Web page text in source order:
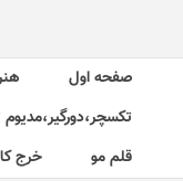
صفحه اول
قلم مو
خرج